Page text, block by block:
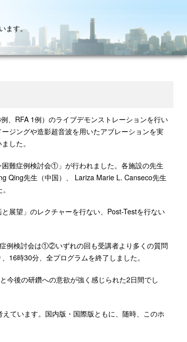
ます。
、RFA 1例）のライブデモンストレーションを行い
ジングや造影超音波を用いたアブレーションを実
した。
難症例検討会①」が行われました。各施設の先生
Qing先生（中国）、 Lariza Marie L. Canseco先生
展望」のレクチャーを行ない、Post-Testを行ない
例検討会は①②いずれの回も受講者より多くの質問
16時30分、全プログラムを終了しました。
今後の研鑽への意欲が強く感じられた2日間でし
ています。国内版・国際版ともに、随時、このホ